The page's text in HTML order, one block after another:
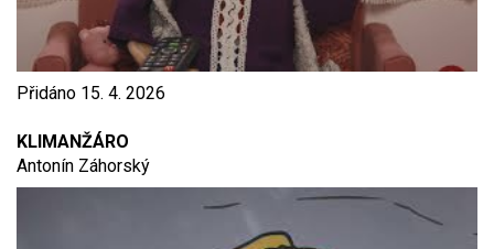
Přidáno 15. 4. 2026
KLIMANŽÁRO
Antonín Záhorský